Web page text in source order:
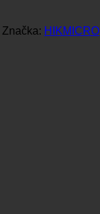
Značka: HIKMICRO